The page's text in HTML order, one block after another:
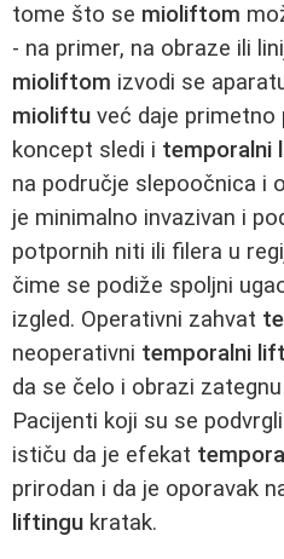
tome što se mioliftom
- na primer, na obraze ili
mioliftom izvodi se
mioliftu već daje primetno
koncept sledi i temporalni
na područje slepoočnica i
je minimalno invazivan i
potpornih niti ili filera u
čime se podiže spoljni
izgled. Operativni zahvat
neoperativni temporalni
da se čelo i obrazi
Pacijenti koji su se podvrgli
ističu da je efekat
prirodan i da je oporavak
liftingu kratak.